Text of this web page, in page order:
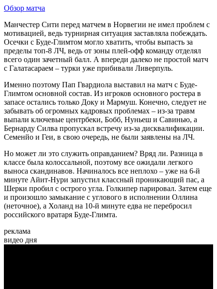
Обзор матча
Манчестер Сити перед матчем в Норвегии не имел проблем с
мотивацией, ведь турнирная ситуация заставляла побеждать.
Осечки с Буде-Глимтом могло хватить, чтобы выпасть за
пределы топ-8 ЛЧ, ведь от зоны плей-офф команду отделял
всего один зачетный балл. А впереди далеко не простой матч
с Галатасараем – турки уже прибивали Ливерпуль.
Именно поэтому Пап Гвардиола выставил на матч с Буде-
Глимтом основной состав. Из игроков основного ростера в
запасе остались только Доку и Мармуш. Конечно, следует не
забывать об огромных кадровых проблемах – из-за травм
выпали ключевые центрбеки, Бобб, Нуньеш и Савинью, а
Бернарду Силва пропускал встречу из-за дисквалификации.
Семенйо и Геи, в свою очередь, не были заявлены на ЛЧ.
Но может ли это служить оправданием? Вряд ли. Разница в
классе была колоссальной, поэтому все ожидали легкого
выноса скандинавов. Начиналось все неплохо – уже на 6-й
минуте Айит-Нури запустил классный проникающий пас, а
Шерки пробил с острого угла. Голкипер парировал. Затем еще
и произошло замыкание с углового в исполнении Оллина
(неточное), а Холанд на 10-й минуте едва не перебросил
российского вратаря Буде-Глимта.
реклама
видео дня